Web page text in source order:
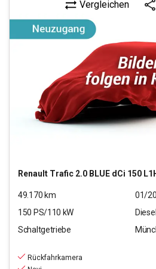
Renault Trafic 2.0 BLUE dCi 150 L1H1 3,0t
Vergleichen
49.170 km
01/
150 PS/110 kW
Diesel
Schaltgetriebe
Rückfahrkamera